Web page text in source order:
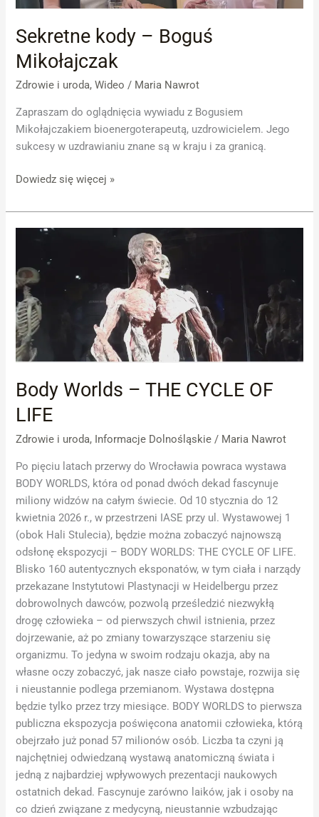
Sekretne kody – Boguś
Mikołajczak
Zdrowie i uroda,Wideo / Maria Nawrot
Zapraszam do oglądnięcia wywiadu z Bogusiem
Mikołajczakiem bioenergoterapeutą, uzdrowicielem. Jego
sukcesy w uzdrawianiu znane są w kraju i za granicą.
Dowiedz się więcej »
Body Worlds – THE CYCLE OF
LIFE
Zdrowie i uroda, Informacje Dolnośląskie / Maria Nawrot
Po pięciu latach przerwy do Wrocławia powraca wystawa
BODY WORLDS, która od ponad dwóch dekad fascynuje
miliony widzów na całym świecie. Od 10 stycznia do 12
kwietnia 2026 r., w przestrzeni IASE przy ul. Wystawowej 1
(obok Hali Stulecia), będzie można zobaczyć najnowszą
odsłonę ekspozycji – BODY WORLDS: THE CYCLE OF LIFE.
Blisko 160 autentycznych eksponatów, w tym ciała i narządy
przekazane Instytutowi Plastynacji w Heidelbergu przez
dobrowolnych dawców, pozwolą prześledzić niezwykłą
drogę człowieka – od pierwszych chwil istnienia, przez
dojrzewanie, aż po zmiany towarzyszące starzeniu się
organizmu. To jedyna w swoim rodzaju okazja, aby na
własne oczy zobaczyć, jak nasze ciało powstaje, rozwija się
i nieustannie podlega przemianom. Wystawa dostępna
będzie tylko przez trzy miesiące. BODY WORLDS to pierwsza
publiczna ekspozycja poświęcona anatomii człowieka, którą
obejrzało już ponad 57 milionów osób. Liczba ta czyni ją
najchętniej odwiedzaną wystawą anatomiczną świata i
jedną z najbardziej wpływowych prezentacji naukowych
ostatnich dekad. Fascynuje zarówno laików, jak i osoby na
co dzień związane z medycyną, nieustannie wzbudzając
–
THE
CYCLE
OF
LIFE